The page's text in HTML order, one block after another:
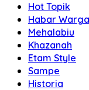
Hot Topik
Habar Warga
Mehalabiu
Khazanah
Etam Style
Sampe
Historia